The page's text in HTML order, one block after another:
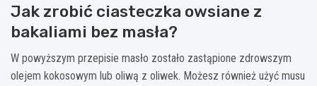
Jak zrobić ciasteczka owsiane z
bakaliami bez masła?
W powyższym przepisie masło zostało zastąpione zdrowszym
olejem kokosowym lub oliwą z oliwek. Możesz również użyć musu